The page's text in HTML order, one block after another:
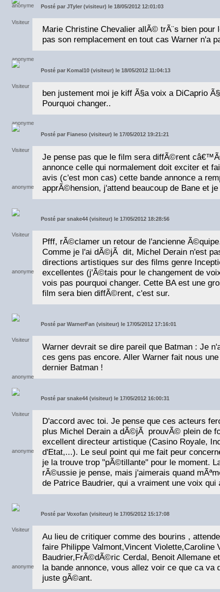
Posté par JTyler (visiteur) le 18/05/2012 12:01:03
Marie Christine Chevalier allÃ© trÃ¨s bien pour
pas son remplacement en tout cas Warner n'a
Posté par Komal10 (visiteur) le 18/05/2012 11:04:13
ben justement moi je kiff Ã§a voix a DiCaprio
Pourquoi changer..
Posté par Fianeso (visiteur) le 17/05/2012 19:21:21
Je pense pas que le film sera diffÃ©rent
annonce celle qui normalement doit exciter et
avis (c'est mon cas) cette bande annonce a
apprÃ©hension, j'attend beaucoup de Bane et
Posté par snake44 (visiteur) le 17/05/2012 18:28:56
Pfff, rÃ©clamer un retour de l'ancienne
Comme je l'ai dÃ©jÃ dit, Michel Derain n'est
directions artistiques sur des films genre
excellentes (j'Ã©tais pour le changement de
vois pas pourquoi changer. Cette BA est une
film sera bien diffÃ©rent, c'est sur.
Posté par WarnerFan (visiteur) le 17/05/2012 17:16:01
Warner devrait se dire pareil que Batman : Je
ces gens pas encore. Aller Warner fait nous
dernier Batman !
Posté par snake44 (visiteur) le 17/05/2012 16:00:31
D'accord avec toi. Je pense que ces acteurs
plus Michel Derain a dÃ©jÃ prouvÃ© plein de
excellent directeur artistique (Casino Royale,
d'Etat,...). Le seul point qui me fait peur
je la trouve trop "pÃ©tillante" pour le moment.
rÃ©ussie je pense, mais j'aimerais quand
de Patrice Baudrier, qui a vraiment une voix qui
Posté par Voxofan (visiteur) le 17/05/2012 15:17:08
Au lieu de critiquer comme des bourins ,
faire Philippe Valmont,Vincent Violette,Caroline
Baudrier,FrÃ©dÃ©ric Cerdal, Benoit Allemane
la bande annonce, vous allez voir ce que ca va
juste gÃ©ant.